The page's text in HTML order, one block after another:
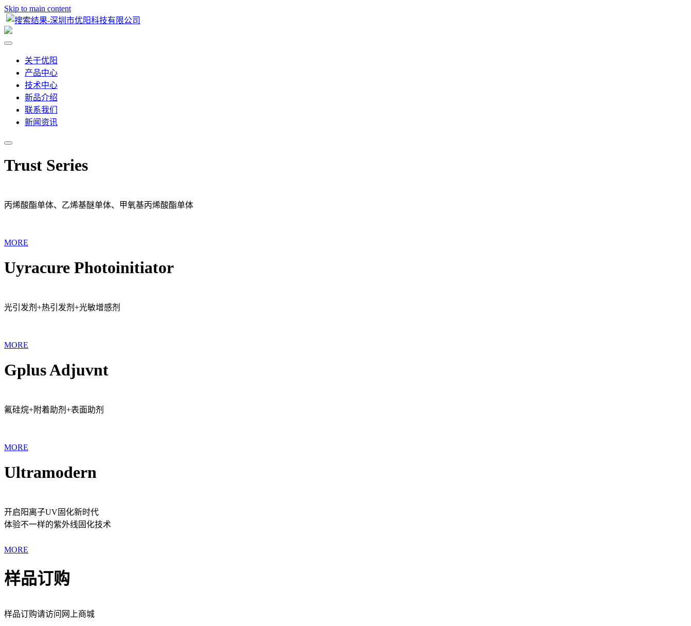
Skip to main content
关于优阳
产品中心
技术中心
新品介绍
联系我们
新闻资讯
Trust Series
丙烯酸酯单体、乙烯基醚单体、甲氧基丙烯酸酯单体
MORE
Uyracure Photoinitiator
光引发剂+热引发剂+光敏增感剂
MORE
Gplus Adjuvnt
氟硅烷+附着助剂+表面助剂
MORE
Ultramodern
开启阳离子UV固化新时代
体验不一样的紫外线固化技术
MORE
样品订购
样品订购请访问网上商城